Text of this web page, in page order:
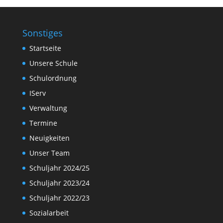
Sonstiges
Startseite
Unsere Schule
Schulordnung
IServ
Verwaltung
Termine
Neuigkeiten
Unser Team
Schuljahr 2024/25
Schuljahr 2023/24
Schuljahr 2022/23
Sozialarbeit